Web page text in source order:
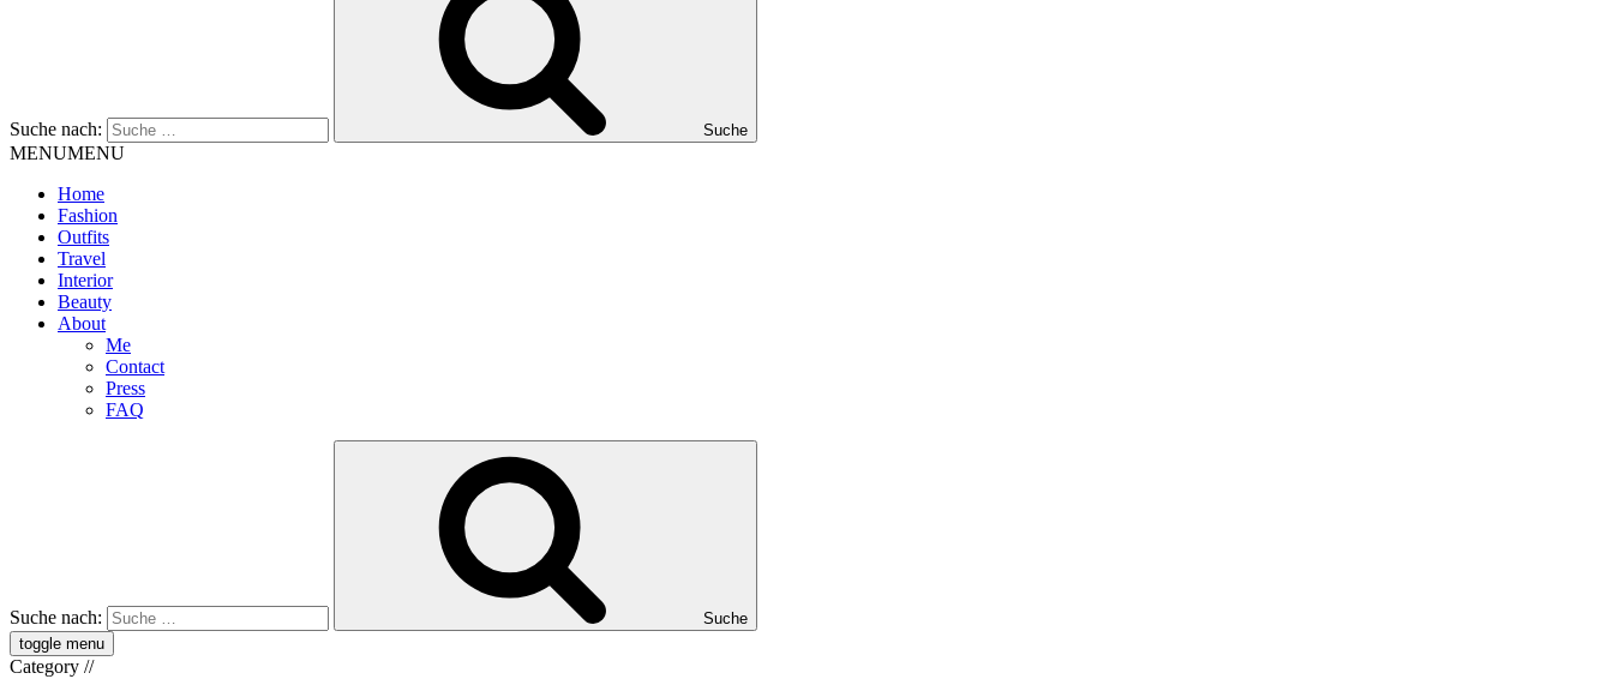
Suche nach: Suche
MENUMENU
Home
Fashion
Outfits
Travel
Interior
Beauty
About
Me
Contact
Press
FAQ
Suche nach:
Suche
toggle menu
Category //